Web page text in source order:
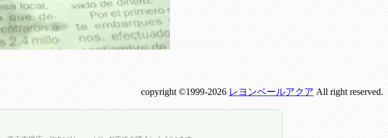
copyright ©1999-2026 レヨンベールアクア All right reserved.